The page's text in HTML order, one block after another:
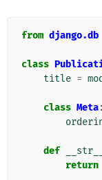
from django.db
class
title =
class Meta:
def __str__
return